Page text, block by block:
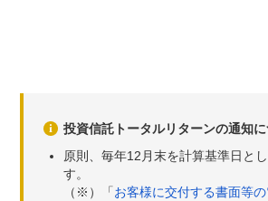
投資信託トータルリターンの通知
原則、毎年12月末を計算基準日と
す。
（※）「お客様に交付する書面等